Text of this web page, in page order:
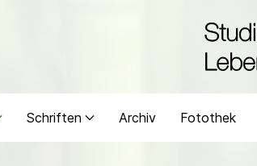
Schriften Archiv Fotothek